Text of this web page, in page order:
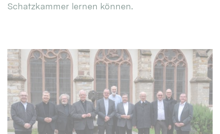
Schatzkammer lernen können.